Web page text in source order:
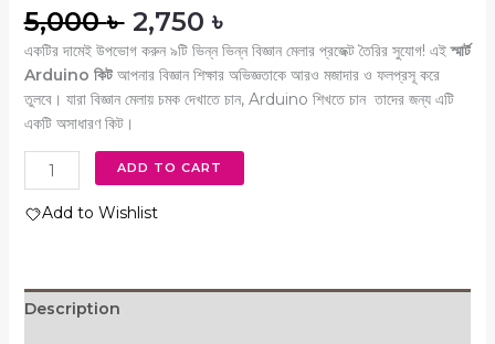
5,000৳ 2,750৳
একটির দামেই উপভোগ করুন ৯টি ভিন্ন ভিন্ন বিজ্ঞান মেলার প্রজেক্ট তৈরির সুযোগ! এইস্মার্ট
Arduino কিটআপনার বিজ্ঞান শিক্ষার অভিজ্ঞতাকে আরও মজাদার ও ফলপ্রসূ করে
তুলবে। যারা বিজ্ঞান মেলায় চমক দেখাতে চান, Arduino শিখতে চান তাদের জন্য এটি
একটি অসাধারণ কিট।
ADD TO CART
Add to Wishlist
Description